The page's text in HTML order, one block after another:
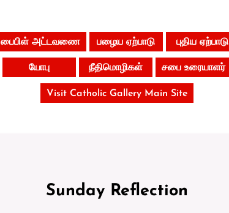
பைபிள் அட்டவணை பழைய ஏற்பாடு புதிய ஏற்பாடு
யோபு நீதிமொழிகள் சபை உரையாளர்
Visit Catholic Gallery Main Site
Sunday Reflection